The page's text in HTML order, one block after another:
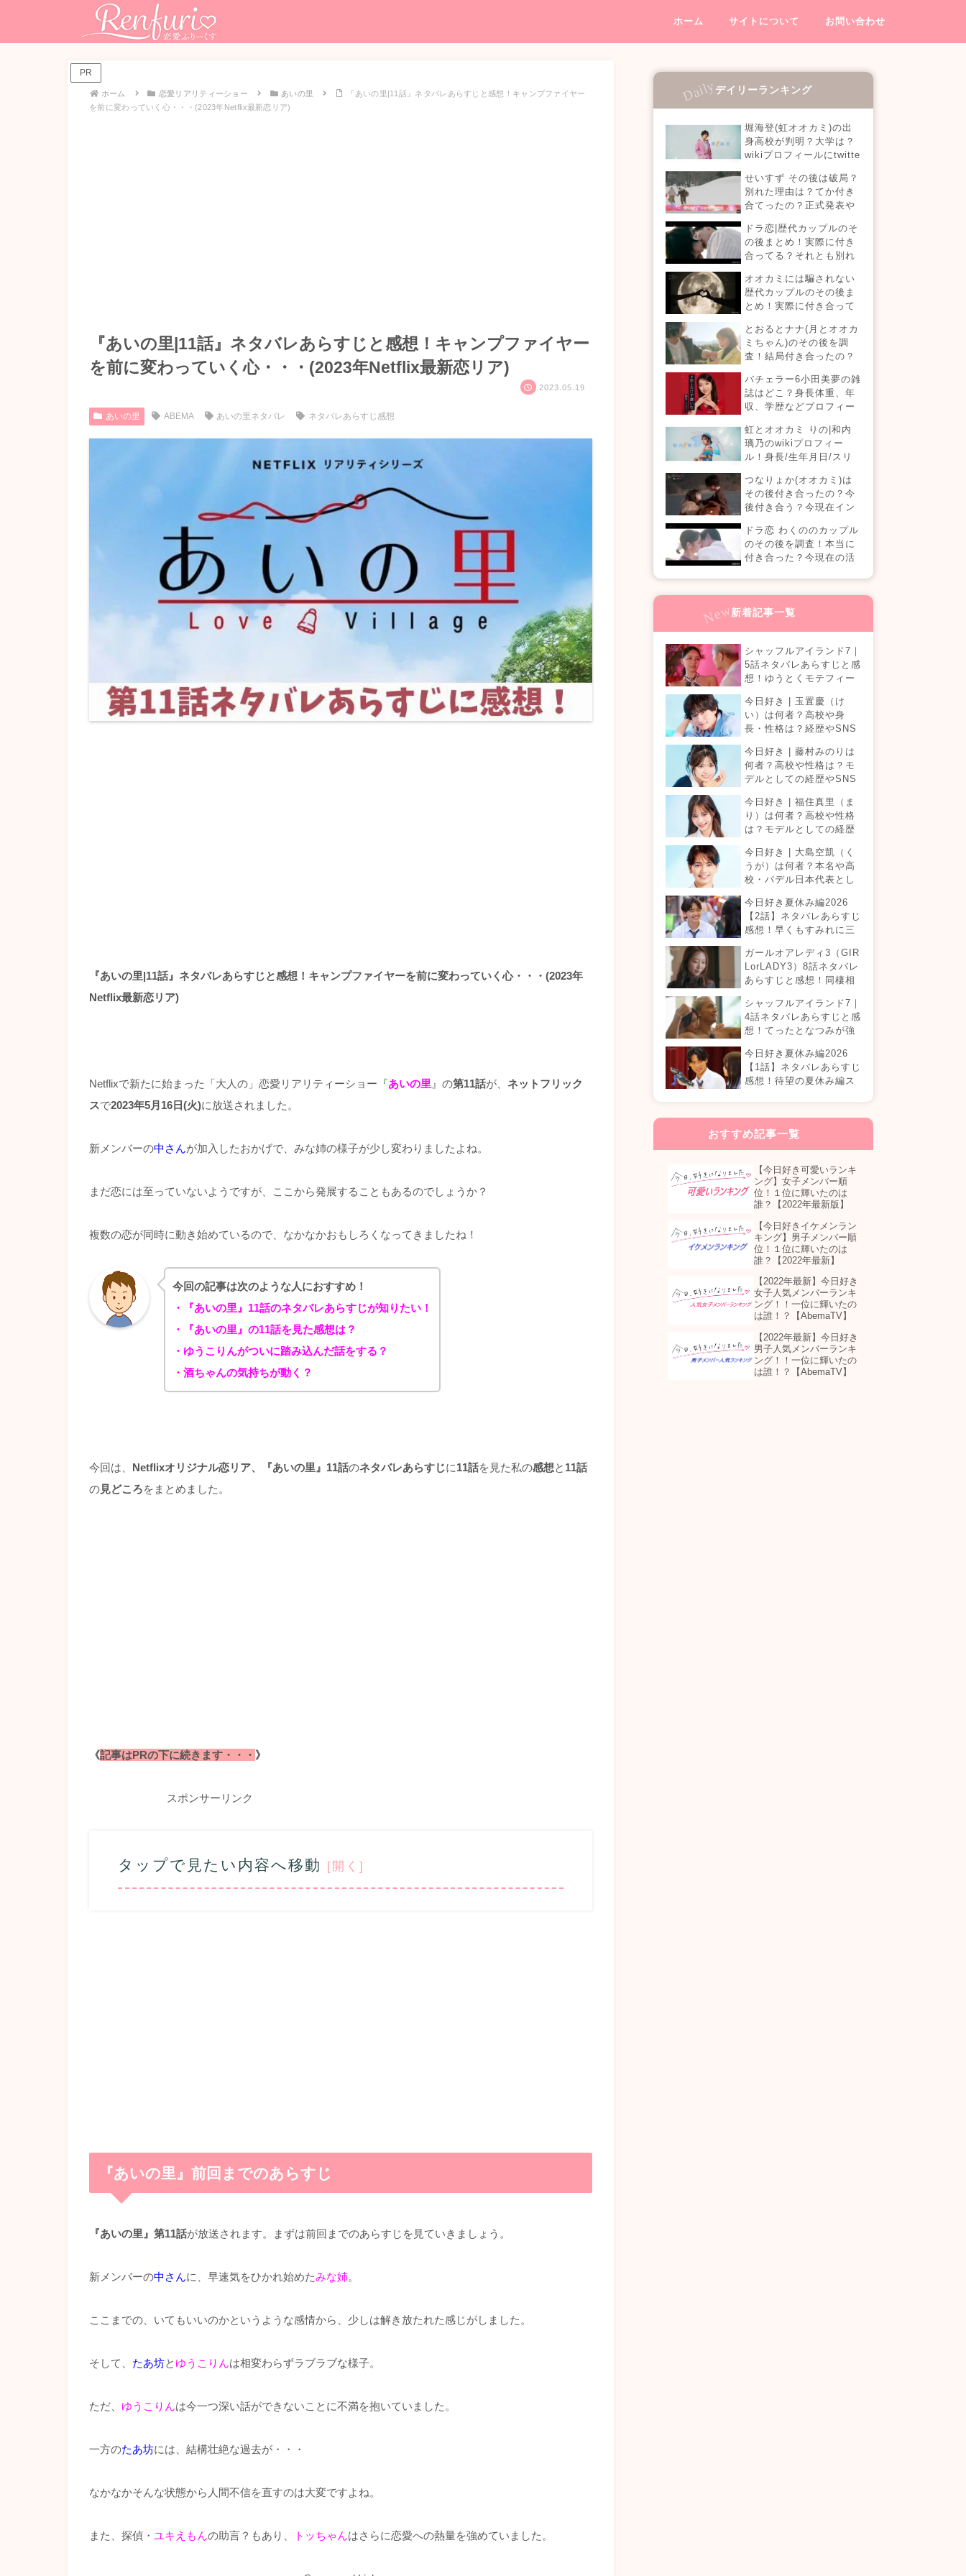
ホーム サイトについて お問い合わせ
PR
ホーム 恋愛リアリティーショー あいの里
『あいの里|11話』ネタバレあらすじと感想！キャンプファイヤー
を前に変わっていく心・・・(2023年Netflix最新恋リア)
『あいの里|11話』ネタバレあらすじと感想！キャンプファイヤー
を前に変わっていく心・・・(2023年Netflix最新恋リア)
2023.05.19
あいの里 ABEMA あいの里ネタバレ ネタバレあらすじ感想
『あいの里|11話』ネタバレあらすじと感想！キャンプファイヤーを前に変わっていく心・・・(2023年
Netflix最新恋リア)
Netflixで新たに始まった「大人の」恋愛リアリティーショー『あいの里 』の第11話が、 ネットフリック
スで2023年5月16日(火)に放送されました。
新メンバーの中さんが加入したおかげで、みな姉の様子が少し変わりましたよね。
まだ恋には至っていないようですが、ここから発展することもあるのでしょうか？
複数の恋が同時に動き始めているので、なかなかおもしろくなってきましたね！
今回の記事は次のような人におすすめ！
・『あいの里』11話のネタバレあらすじが知りたい！
・『あいの里』 の11話を見た感想は？
・ゆうこりんがついに踏み込んだ話をする？
・酒ちゃんの気持ちが動く？
今回は、 Netflixオリジナル恋リア、『あいの里』11話のネタバレあらすじに11話を見た私の感想と 11話
の見どころをまとめました。
《記事はPRの下に続きます・・・ 》
スポンサーリンク
タップで見たい内容へ移動
『あいの里』前回までのあらすじ
『あいの里』第11話が放送されます。まずは前回までのあらすじを見ていきましょう。
新メンバーの中さんに、早速気をひかれ始めたみな姉。
ここまでの、いてもいいのかというような感情から、少しは解き放たれた感じがしました。
そして、 たあ坊と ゆうこりんは相変わらずラブラブな様子。
ただ、 ゆうこりんは今一つ深い話ができないことに不満を抱いていました。
一方のたあ坊には、結構壮絶な過去が・・・
なかなかそんな状態から人間不信を直すのは大変ですよね。
また、探偵・ ユキえもんの助言？もあり、 トッちゃんはさらに恋愛への熱量を強めていました。
デイリーランキング
堀海登(虹オオカミ)の出
身高校が判明？大学は？
wikiプロフィールにtwitte
オカミには騙されない】
せいすず その後は破局？
別れた理由は？てか付き
合てったの？正式発表や
ドラ恋|歴代カップルのそ
の後まとめ！実際に付き
合ってる？それとも別れ
【恋愛ドラマな恋がした
い】
オオカミには騙されない
歴代カップルのその後ま
とめ！実際に付き合って
現在の活動は？
とおるとナナ(月とオオカ
ミちゃん)のその後を調
査！結局付き合ったの？
バチェラー6小田美夢の雑
誌はどこ？身長体重、年
収、学歴などプロフィー
虹とオオカミ りの|和内
璃乃のwikiプロフィー
ル！身長/生年月日/スリ
つなりょか(オオカミ)は
その後付き合ったの？今
後付き合う？今現在イン
ドラ恋 わくののカップル
のその後を調査！本当に
付き合った？今現在の活
新着記事一覧
シャッフルアイランド7｜
5話ネタバレあらすじと感
想！ゆうとくモテフィー
ったが暴走！？
今日好き | 玉置慶（け
い）は何者？高校や身
長・性格は？経歴やSNS
今日好き | 藤村みのりは
何者？高校や性格は？モ
デルとしての経歴やSNS
今日好き | 福住真里（ま
り）は何者？高校や性格
は？モデルとしての経歴
め！
今日好き | 大島空凱（く
うが）は何者？本名や高
校・パデル日本代表とし
ールまとめ！
今日好き夏休み編2026
【2話】ネタバレあらすじ
感想！早くもすみれに三
ルは生まれる？
ガールオアレディ3（GIR
LorLADY3）8話ネタバレ
あらすじと感想！同棲相
気持ちの変化は…？
シャッフルアイランド7｜
4話ネタバレあらすじと感
想！てったとなつみが強
カップル誕生！？
今日好き夏休み編2026
【1話】ネタバレあらすじ
感想！待望の夏休み編ス
おすすめ記事一覧
【今日好き可愛いランキ
ング】女子メンバー順
位！１位に輝いたのは
誰？【2022年最新版】
【今日好きイケメンラン
キング】男子メンバー順
位！１位に輝いたのは
誰？【2022年最新】
【2022年最新】今日好き
女子人気メンバーランキ
ング！！一位に輝いたの
は誰！？【AbemaTV】
【2022年最新】今日好き
男子人気メンバーランキ
ング！！一位に輝いたの
は誰！？【AbemaTV】